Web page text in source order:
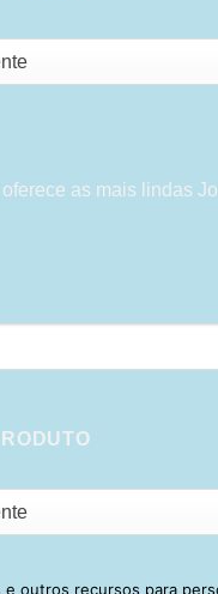
as mais lindas
outros recursos para